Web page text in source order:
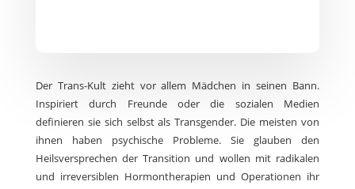
Der Trans-Kult zieht vor allem Mädchen in seinen Bann.
Inspiriert durch Freunde oder die sozialen Medien
definieren sie sich selbst als Transgender. Die meisten von
ihnen haben psychische Probleme. Sie glauben den
Heilsversprechen der Transition und wollen mit radikalen
und irreversiblen Hormontherapien und Operationen ihr